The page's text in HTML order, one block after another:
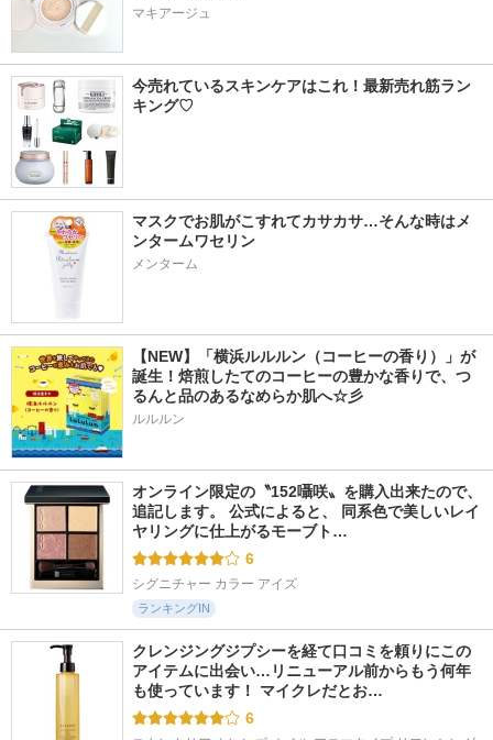
マキアージュ
今売れているスキンケアはこれ！最新売れ筋ラン
キング♡
マスクでお肌がこすれてカサカサ…そんな時はメ
ンタームワセリン
メンターム
【NEW】「横浜ルルルン（コーヒーの香り）」が
誕生！焙煎したてのコーヒーの豊かな香りで、つ
るんと品のあるなめらか肌へ☆彡
ルルルン
オンライン限定の〝152囁咲〟を購入出来たので、
追記します。 公式によると、 同系色で美しいレイ
ヤリングに仕上がるモーブト…
6
シグニチャー カラー アイズ
ランキングIN
クレンジングジプシーを経て口コミを頼りにこの
アイテムに出会い…リニューアル前からもう何年
も使っています！ マイクレだとお…
6